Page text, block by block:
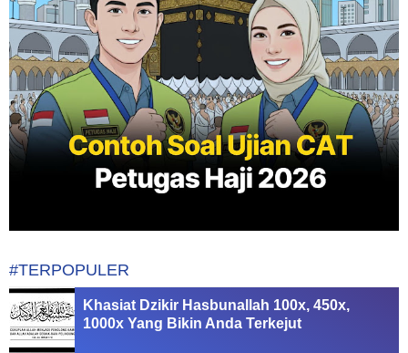
#TERPOPULER
Khasiat Dzikir Hasbunallah 100x, 450x,
1000x Yang Bikin Anda Terkejut